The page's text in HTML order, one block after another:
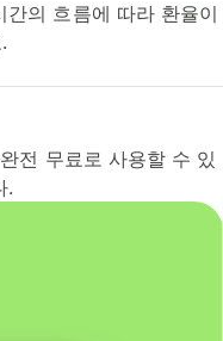
의 흐름에 따라 환율이
전 무료로 사용할 수 있
.